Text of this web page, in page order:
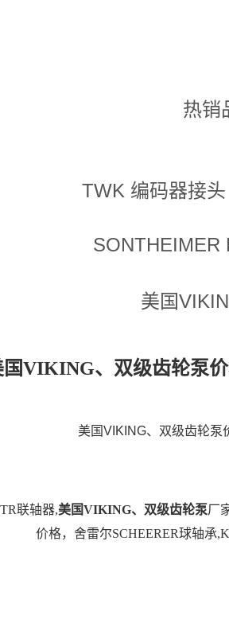
热销
TWK 编码器接
SONTHEIMER
美国
国VIKING、双级齿轮泵
美国VIKING、双级齿轮泵
联轴器,美国VIKING、双级齿轮泵厂
价格，舍雷尔SCHEERER球轴承